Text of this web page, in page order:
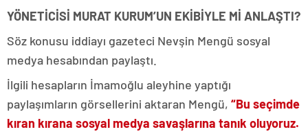
YÖNETİCİSİ MURAT KURUM’UN EKİBİYLE Mİ ANLAŞTI?
Söz konusu iddiayı gazeteci Nevşin Mengü sosyal
medya hesabından paylaştı.
İlgili hesapların İmamoğlu aleyhine yaptığı
paylaşımların görsellerini aktaran Mengü, “Bu seçimde
kıran kırana sosyal medya savaşlarına tanık oluyoruz.